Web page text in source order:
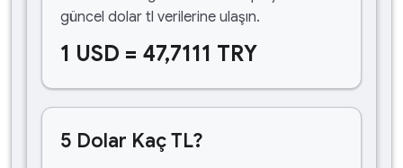
güncel dolar tl verilerine ulaşın.
1 USD = 47,7111 TRY
5 Dolar Kaç TL?